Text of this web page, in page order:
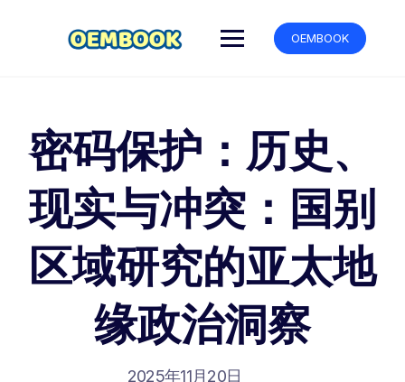
OEMBOOK
密码保护：历史、
现实与冲突：国别
区域研究的亚太地
缘政治洞察
2025年11月20日